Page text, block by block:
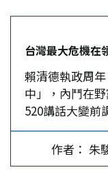
趴，股市與匯
惡罷、戰獨裁
部、聲押基層
的民怨，也導
對外，在美國
導人的言行，
賴清德為避免
造者」，在520
台灣最大危機
賴清德執政周
中」，內鬥在
520講話大變前
依然狂妄故我
若想與之競爭
執政一年，固
作者： 朱